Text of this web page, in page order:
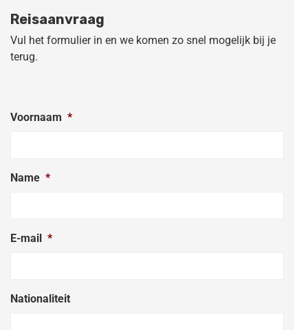
Reisaanvraag
Vul het formulier in en we komen zo snel mogelijk bij je
terug.
Voornaam *
Name *
E-mail *
Nationaliteit